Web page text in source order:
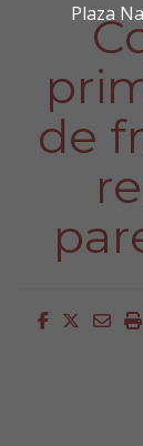
Plaza
de
Facebook
Twitter
Email